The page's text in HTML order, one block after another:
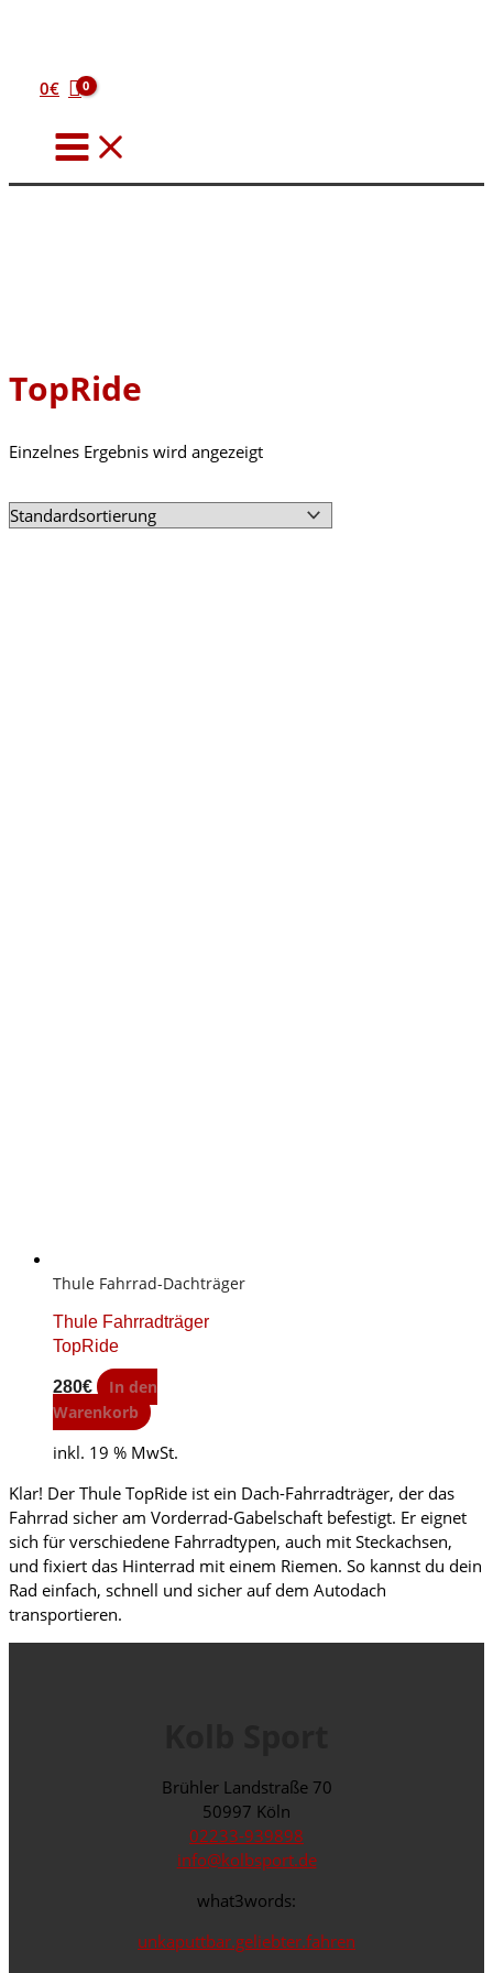
0€
TopRide
Einzelnes Ergebnis wird angezeigt
Thule Fahrrad-Dachträger
Thule Fahrradträger
TopRide
280€
In den
Warenkorb
inkl. 19 % MwSt.
Klar! Der Thule TopRide ist ein Dach-Fahrradträger, der das
Fahrrad sicher am Vorderrad-Gabelschaft befestigt. Er eignet
sich für verschiedene Fahrradtypen, auch mit Steckachsen,
und fixiert das Hinterrad mit einem Riemen. So kannst du dein
Rad einfach, schnell und sicher auf dem Autodach
transportieren.
Brühler Landstraße 70
50997 Köln
02233-939898
info@kolbsport.de
what3words:
unkaputtbar.geliebter.fahren